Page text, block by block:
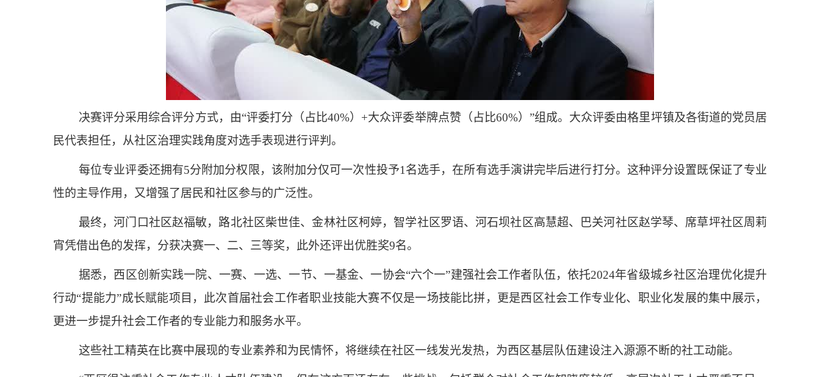
决赛评分采用综合评分方式，由“评委打分（占比40%）+大众评委举牌点赞（占比60%）”组成。大众评委由格里坪镇及各街道的党员居
民代表担任，从社区治理实践角度对选手表现进行评判。
每位专业评委还拥有5分附加分权限，该附加分仅可一次性投予1名选手，在所有选手演讲完毕后进行打分。这种评分设置既保证了专业
性的主导作用，又增强了居民和社区参与的广泛性。
最终，河门口社区赵福敏，路北社区柴世佳、金林社区柯婷，智学社区罗语、河石坝社区高慧超、巴关河社区赵学琴、席草坪社区周莉
宵凭借出色的发挥，分获决赛一、二、三等奖，此外还评出优胜奖9名。
据悉，西区创新实践一院、一赛、一选、一节、一基金、一协会“六个一”建强社会工作者队伍，依托2024年省级城乡社区治理优化提升
行动“提能力”成长赋能项目，此次首届社会工作者职业技能大赛不仅是一场技能比拼，更是西区社会工作专业化、职业化发展的集中展示，
更进一步提升社会工作者的专业能力和服务水平。
这些社工精英在比赛中展现的专业素养和为民情怀，将继续在社区一线发光发热，为西区基层队伍建设注入源源不断的社工动能。